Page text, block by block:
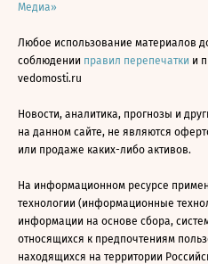
Медиа»
Любое использование материалов
соблюдении правил перепечатки и
vedomosti.ru
Новости, аналитика, прогнозы и
на данном сайте, не являются
или продаже каких-либо активов.
На информационном ресурсе
технологии (информационные
информации на основе сбора,
относящихся к предпочтениям
находящихся на территории